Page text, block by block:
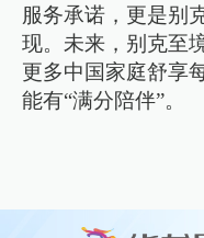
服务承诺，更是别
现。未来，别克至
更多中国家庭舒享
能有“满分陪伴”。